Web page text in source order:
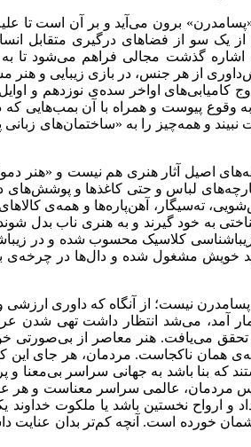
برون می‌آید و بر آن است تا
از یک سو از فضاهای درگیری متقابل
اشاره گذشت مجالی فراهم می‌شود تا
از هر جنس، در بازی زیبایی و
اوج کامیابی‌های اواخر سده‌ی نوزدهم
وقوع پیوست و همراه با آن بمب‌هایی
و همه‌چیز را به «ساختمان‌های زبانی
اصیل آثار هنری هم نیست و «هنر
لباس و حتی کاغذها و پوشش‌های
ته‌سیگار، آهن‌پاره‌ها و همه‌ی
به خود گیرند و به هنری ناب بدل
کلاسیک محسوب شده و در
خویش مشغول شده و دال‌ها در چرخه‌ی
نیست؛ از آنگاه که داوری ارزشی
آمد، می‌شد انتظار داشت تهی شدن
می‌یافت. هنر معاصر از
همان ناکجاست. مردمان، هر جای
که بنا باشد به جهانی سراسر
مردمان، عالمی سراسر معناست و هر
ارواح نخستین باشد یا ملکوت
خورده است. آنچه کم‌تر بدان عنایت